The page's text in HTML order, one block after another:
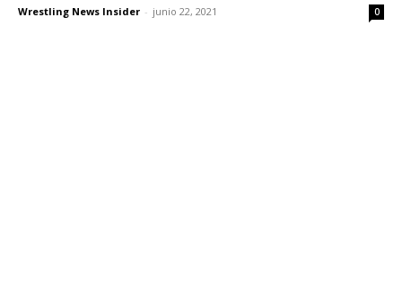
Wrestling News Insider - junio 22, 2021 0